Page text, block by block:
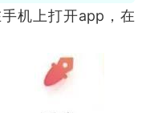
机上打开app，在